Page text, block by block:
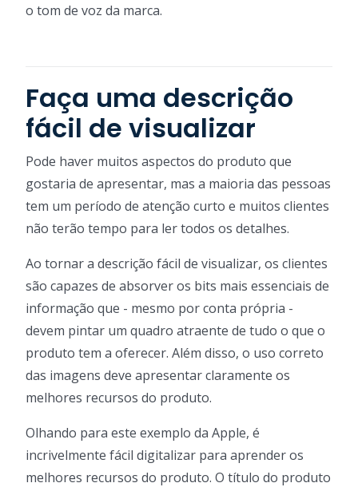
o tom de voz da marca.
Faça uma descrição
fácil de visualizar
Pode haver muitos aspectos do produto que
gostaria de apresentar, mas a maioria das pessoas
tem um período de atenção curto e muitos clientes
não terão tempo para ler todos os detalhes.
Ao tornar a descrição fácil de visualizar, os clientes
são capazes de absorver os bits mais essenciais de
informação que - mesmo por conta própria -
devem pintar um quadro atraente de tudo o que o
produto tem a oferecer. Além disso, o uso correto
das imagens deve apresentar claramente os
melhores recursos do produto.
Olhando para este exemplo da Apple, é
incrivelmente fácil digitalizar para aprender os
melhores recursos do produto. O título do produto